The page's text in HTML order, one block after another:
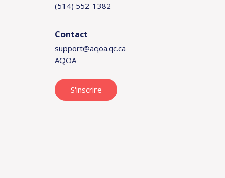
Contact
AQOA
(514) 552-1382
support@aqoa.qc.ca
S'inscrire